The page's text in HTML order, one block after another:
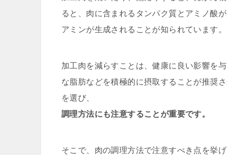
ると、肉に含まれるタンパク質とアミノ酸
アミンが生成されることが知られています。
加工肉を減らすことは、健康に良い影響を
な脂肪などを積極的に摂取することが推奨
を選び、
調理方法にも注意することが重要です。
そこで、肉の調理方法で注意すべき点を挙